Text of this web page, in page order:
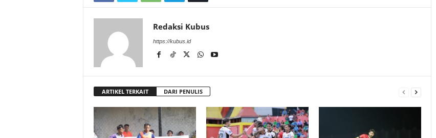
Redaksi Kubus
https://kubus.id
ARTIKEL TERKAIT DARI PENULIS